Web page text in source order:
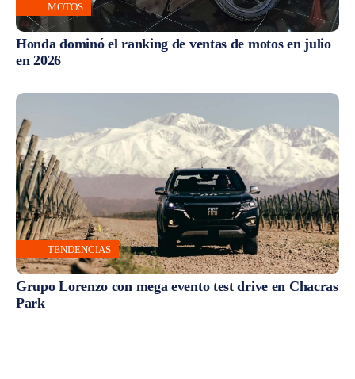
MOTOS
Honda dominó el ranking de ventas de motos en julio
en 2026
TENDENCIAS
Grupo Lorenzo con mega evento test drive en Chacras
Park